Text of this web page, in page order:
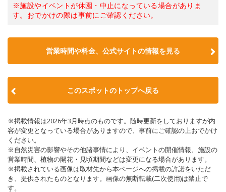
※施設やイベントが休園・中止になっている場合がありま
す。おでかけの際は事前にご確認ください。
営業時間や料金、公式サイトの情報を見る
このスポットのトップへ戻る
※掲載情報は2026年3月時点のものです。随時更新をしておりますが内
容が変更となっている場合がありますので、事前にご確認の上おでかけ
ください。
※自然災害の影響やその他諸事情により、イベントの開催情報、施設の
営業時間、植物の開花・見頃期間などは変更になる場合があります。
※掲載されている画像は取材先から本ページへの掲載の許諾をいただ
き、提供されたものとなります。画像の無断転載(二次使用)は禁止で
す。